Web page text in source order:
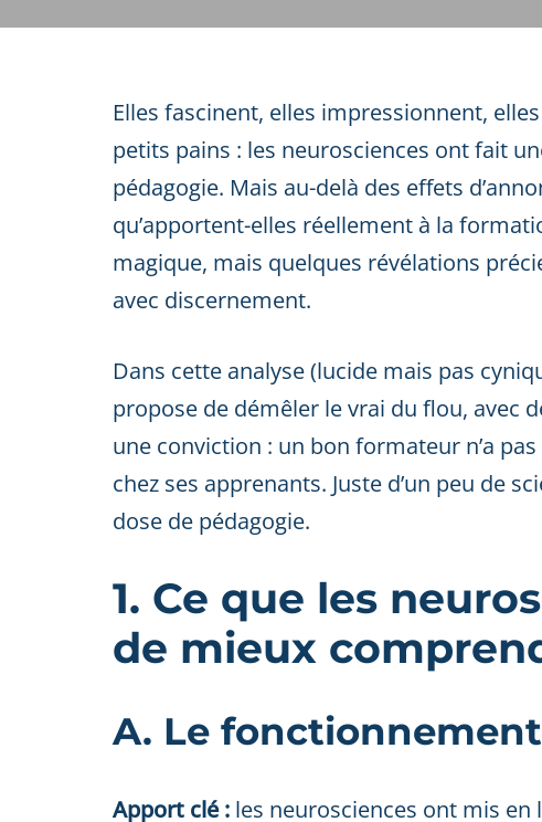
Elles fascinent, elles impressionnent,
petits pains : les neurosciences ont fait
pédagogie. Mais au-delà des effets
qu’apportent-elles réellement à la
magique, mais quelques révélations
avec discernement.
Dans cette analyse (lucide mais pas
propose de démêler le vrai du flou, avec
une conviction : un bon formateur n’a
chez ses apprenants. Juste d’un peu de
dose de pédagogie.
1. Ce que les
de mieux
A. Le
Apport clé : les neurosciences ont mis